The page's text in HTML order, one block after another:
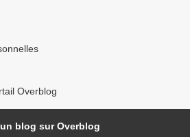
Overblog
blog sur Overblog